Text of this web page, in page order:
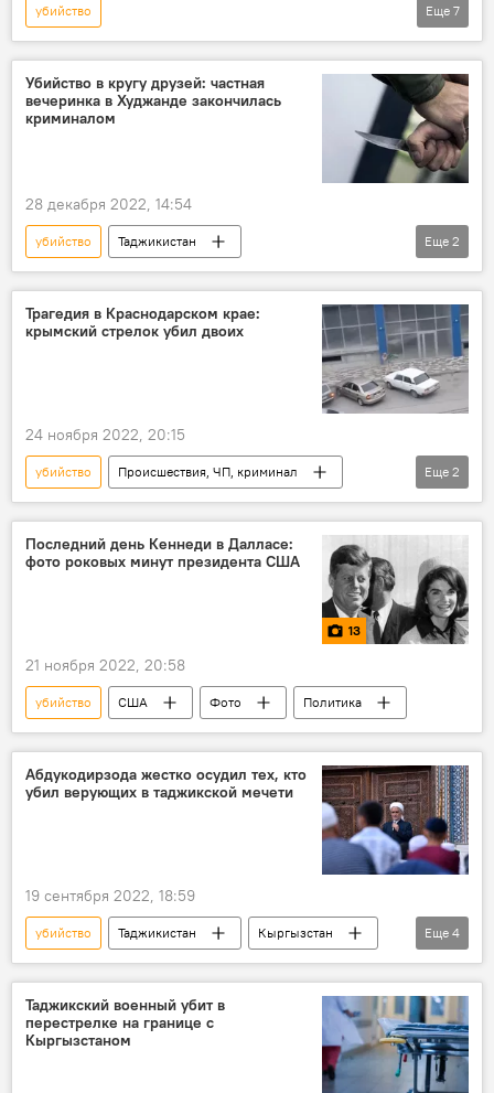
убийство
Спецоперация России по защите Донбасса: последние новости
Россия
Дмитрий Песков
Украина
конфликт
Европа и ЕС
Еще 7
Убийство в кругу друзей: частная
вечеринка в Худжанде закончилась
криминалом
28 декабря 2022, 14:54
убийство
Таджикистан
Происшествия, ЧП, криминал
Новости Худжанда и Согдийской области
Еще 2
Трагедия в Краснодарском крае:
крымский стрелок убил двоих
24 ноября 2022, 20:15
убийство
Происшествия, ЧП, криминал
Россия
стрельба
Еще 2
Последний день Кеннеди в Далласе:
фото роковых минут президента США
13
21 ноября 2022, 20:58
убийство США Фото Политика
Абдукодирзода жестко осудил тех, кто
убил верующих в таджикской мечети
19 сентября 2022, 18:59
убийство Таджикистан
Кыргызстан
граница
Таджикско-кыргызская граница: последние новости
конфликт
Совет улемов Таджикистана
Еще 4
Таджикский военный убит в
перестрелке на границе с
Кыргызстаном